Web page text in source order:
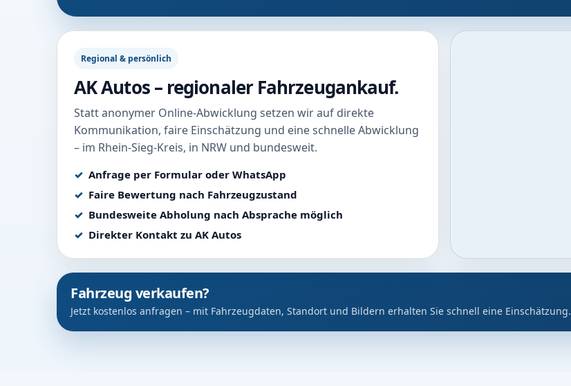
Regional & persönlich
AK Autos – regionaler Fahrzeugankauf.
Statt anonymer Online-Abwicklung setzen wir auf direkte
Kommunikation, faire Einschätzung und eine schnelle Abwicklung
– im Rhein-Sieg-Kreis, in NRW und bundesweit.
Anfrage per Formular oder WhatsApp
Faire Bewertung nach Fahrzeugzustand
Bundesweite Abholung nach Absprache möglich
Direkter Kontakt zu AK Autos
Fahrzeug verkaufen?
Jetzt kostenlos anfragen – mit Fahrzeugdaten, Standort und Bildern erhalten Sie schnell eine Einschätzung.